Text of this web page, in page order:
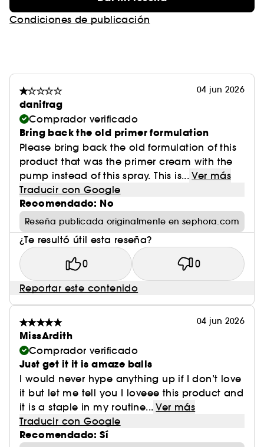
Condiciones de publicación
04 jun 2026
danifrag
Comprador verificado
Bring back the old primer formulation
Please bring back the old formulation of this
product that was the primer cream with the
pump instead of this spray. This is... Ver más
Traducir con Google
Recomendado: No
Reseña publicada originalmente en sephora.com
¿Te resultó útil esta reseña?
0 0
Reportar este contenido
04 jun 2026
MissArdith
Comprador verificado
Just get it it is amaze balls
I would never hype anything up if I don’t love
it but let me tell you I loveee this product and
it is a staple in my routine... Ver más
Traducir con Google
Recomendado: Sí